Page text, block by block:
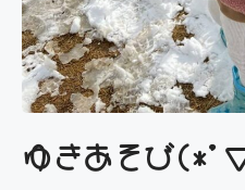
ゆきあそび